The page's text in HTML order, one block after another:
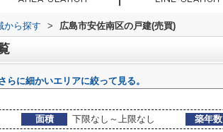
から探す > 広島市安佐南区の戸建(売買)
らに細かいエリアに絞って見る。
面積 下限なし～上限なし 築年数